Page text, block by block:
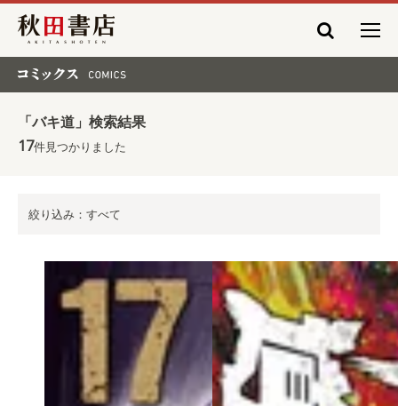
秋田書店
「バキ道」検索結果
17件見つかりました
絞り込み：すべて